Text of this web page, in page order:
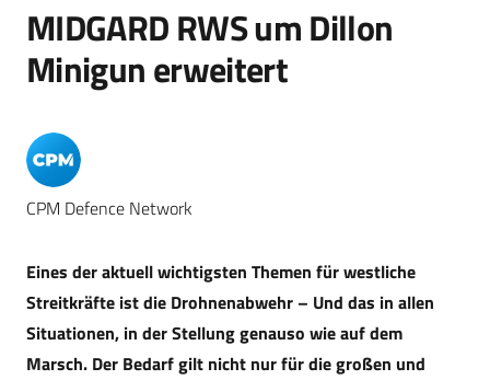
MIDGARD RWS um Dillon
Minigun erweitert
CPM Defence Network
Eines der aktuell wichtigsten Themen für westliche
Streitkräfte ist die Drohnenabwehr – Und das in allen
Situationen, in der Stellung genauso wie auf dem
Marsch. Der Bedarf gilt nicht nur für die großen und